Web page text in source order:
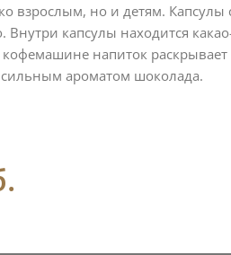
взрослым, но и детям.
Внутри капсулы находится
напиток раскрывает
ароматом шоколада.